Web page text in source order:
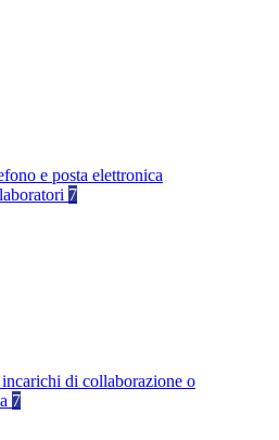
e posta elettronica
7
di collaborazione o
7